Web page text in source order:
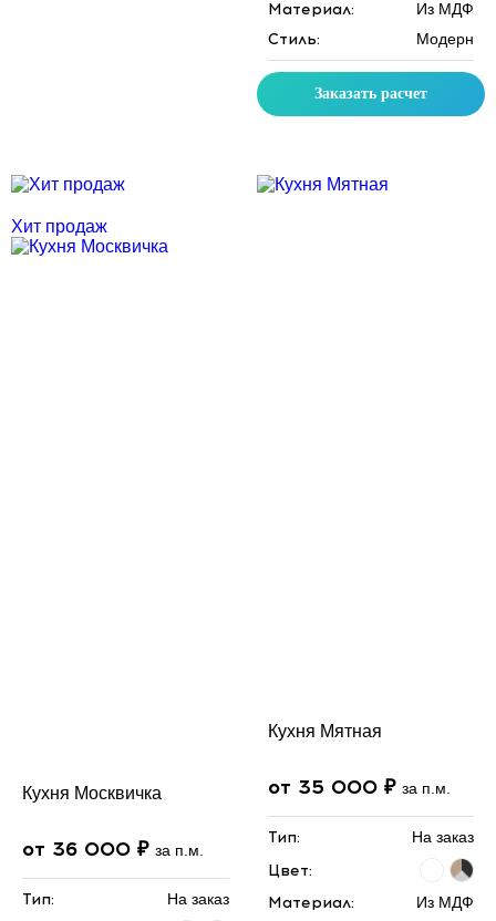
Материал: Из МДФ
Стиль: Модерн
Заказать расчет
Хит продаж
Кухня Москвичка
от 36 000 ₽ за п.м.
Тип: На заказ
Кухня Мятная
от 35 000 ₽ за п.м.
Тип: На заказ
Цвет:
Материал:
Из МДФ